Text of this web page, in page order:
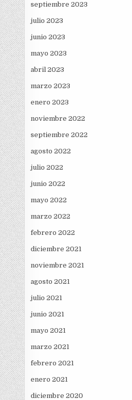
septiembre 2023
julio 2023
junio 2023
mayo 2023
abril 2023
marzo 2023
enero 2023
noviembre 2022
septiembre 2022
agosto 2022
julio 2022
junio 2022
mayo 2022
marzo 2022
febrero 2022
diciembre 2021
noviembre 2021
agosto 2021
julio 2021
junio 2021
mayo 2021
marzo 2021
febrero 2021
enero 2021
diciembre 2020